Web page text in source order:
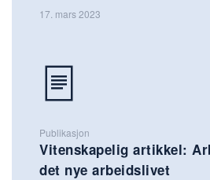
17. mars 2023
Publikasjon
Vitenskapelig artikkel:
det nye arbeidslivet